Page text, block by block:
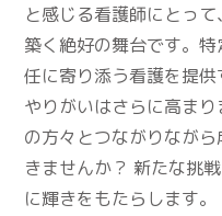
と感じる看護師にとっ
築く絶好の舞台です。
任に寄り添う看護を提
やりがいはさらに高ま
の方々とつながりなが
きませんか？ 新たな挑
に輝きをもたらします。